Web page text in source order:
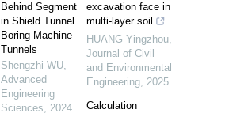
Behind Segment
in Shield Tunnel
Boring Machine
Tunnels
Shengzhi WU,
Advanced
Engineering
Sciences, 2024
excavation face in
multi-layer soil
HUANG Yingzhou,
Journal of Civil
and Environmental
Engineering, 2025
Calculation